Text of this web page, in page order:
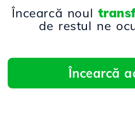
Încearcă noul
de restul ne
Încearcă